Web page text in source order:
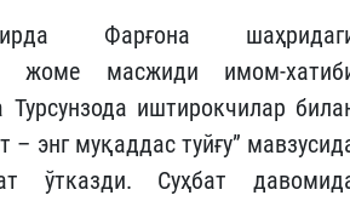
Фарғона
жоме масжиди имом-
иштирокчилар
– энг муқаддас туйғу”
ўтказди. Суҳбат